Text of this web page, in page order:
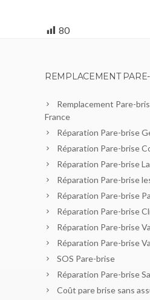
80
REMPLACEMENT
Remplacement Pare-
France
Réparation Pare-brise
Réparation Pare-brise
Réparation Pare-brise
Réparation Pare-brise
Réparation Pare-brise
Réparation Pare-brise
Réparation Pare-brise
Réparation Pare-brise
SOS Pare-brise
Réparation Pare-brise
Coût pare brise sans